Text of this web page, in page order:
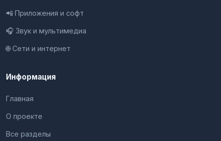
📲 Приложения и софт
🎧 Звук и мультимедиа
🌐 Сети и интернет
Информация
Главная
О проекте
Все разделы